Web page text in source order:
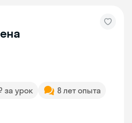
за урок
8 лет опыта